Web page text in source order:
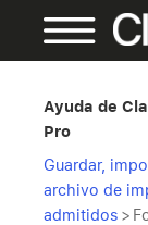
Ayuda de
Pro
Guardar,
archivo de
admitidos >